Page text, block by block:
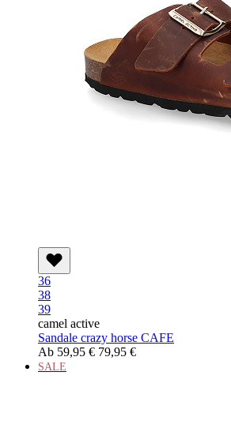
36
38
39
camel active
Sandale crazy horse CAFE
Ab 59,95 € 79,95 €
SALE